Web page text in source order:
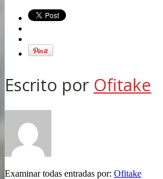
Escrito por Ofitake
Examinar todas entradas por: Ofitake